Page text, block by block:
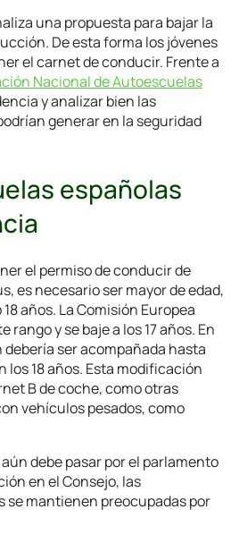
una propuesta para bajar la
De esta forma los jóvenes
el carnet de conducir. Frente a
Nacional de Autoescuelas
y analizar bien las
generar en la seguridad
españolas
el permiso de conducir de
es necesario ser mayor de edad,
años. La Comisión Europea
rango y se baje a los 17 años. En
ser acompañada hasta
los 18 años. Esta modificación
B de coche, como otras
vehículos pesados, como
debe pasar por el parlamento
en el Consejo, las
se mantienen preocupadas por